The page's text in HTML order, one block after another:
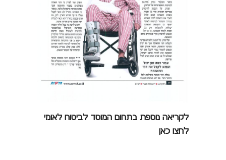
לקריאה נוספת בתחום המוסד לביטוח לאומי
לחצו כאן